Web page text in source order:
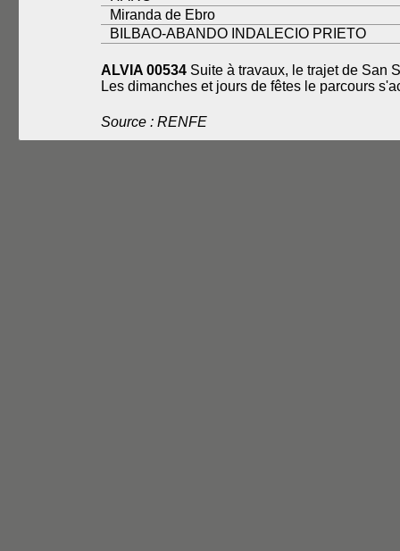
Miranda de Ebro
BILBAO-ABANDO INDALECIO PRIETO
ALVIA 00534 Suite à travaux, le trajet de San
Les dimanches et jours de fêtes le parcours
Source : RENFE